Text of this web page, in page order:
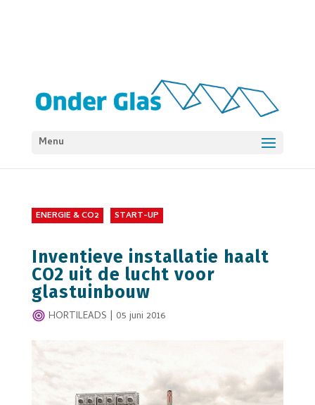
Menu
ENERGIE & CO2 START-UP
Inventieve installatie haalt
CO2 uit de lucht voor
glastuinbouw
HORTILEADS | 05 juni 2016